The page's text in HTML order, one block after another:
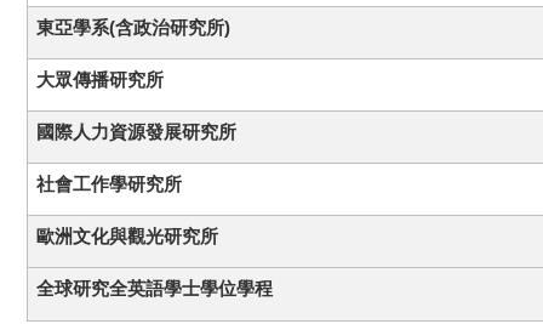
東亞學系(含政治研究所)
大眾傳播研究所
國際人力資源發展研究所
社會工作學研究所
歐洲文化與觀光研究所
全球研究全英語學士學位學程